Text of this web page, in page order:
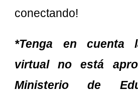
conectando!
*Tenga en cuenta
virtual no está
Ministerio de